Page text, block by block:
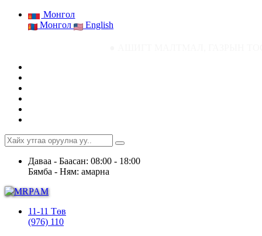
Монгол
Монгол
English
Даваа - Баасан: 08:00 - 18:00
Бямба - Ням: амарна
11-11 Төв
(976) 110